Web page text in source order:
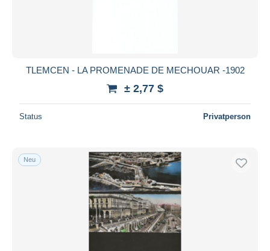
TLEMCEN - LA PROMENADE DE MECHOUAR -1902
± 2,77 $
Status Privatperson
Neu